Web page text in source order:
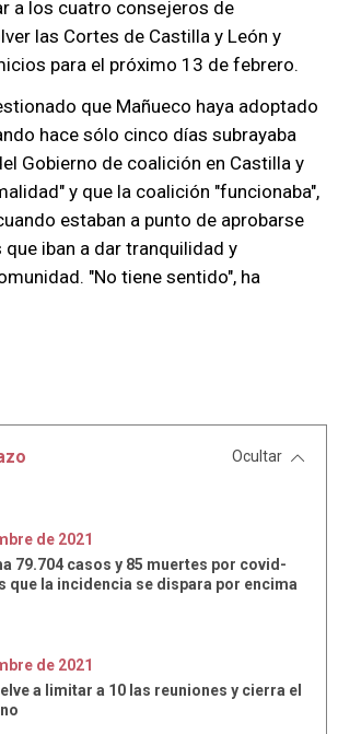
a los cuatro consejeros de
las Cortes de Castilla y León y
para el próximo 13 de febrero.
que Mañueco haya adoptado
hace sólo cinco días subrayaba
Gobierno de coalición en Castilla y
y que la coalición "funcionaba",
estaban a punto de aprobarse
iban a dar tranquilidad y
"No tiene sentido", ha
Ocultar
de 2021
79.704 casos y 85 muertes por covid-
que la incidencia se dispara por encima
de 2021
a limitar a 10 las reuniones y cierra el